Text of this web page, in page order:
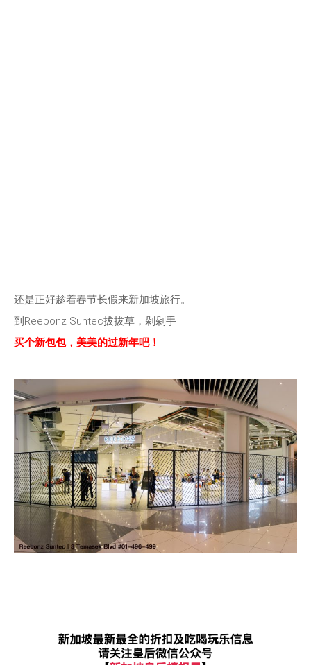
还是正好趁着春节长假来新加坡旅行。
到Reebonz Suntec拔拔草，剁剁手
买个新包包，美美的过新年吧！